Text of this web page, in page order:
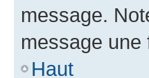
message.
message une
Haut